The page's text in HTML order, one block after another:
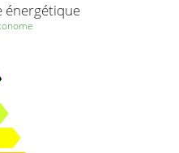
énergétique